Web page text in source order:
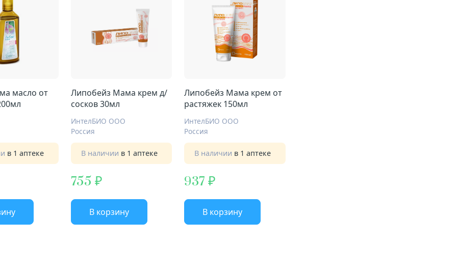
масло от
в 1 аптеке
Липобейз Мама крем д/
сосков 30мл
ИнтелБИО ООО
Россия
В наличии в 1 аптеке
755
В корзину
Липобейз Мама крем от
растяжек 150мл
ИнтелБИО ООО
Россия
В наличии в 1 аптеке
937
В корзину